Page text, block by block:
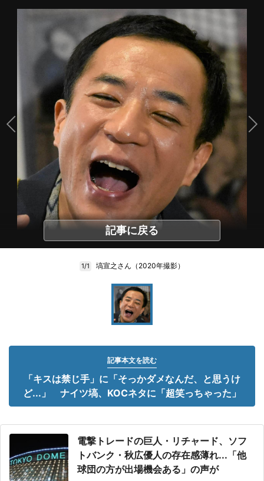
記事に戻る
1/1 塙宣之さん（2020年撮影）
記事本文を読む
「キスは禁じ手」に「そっかダメなんだ、と思うけ
ど...」 ナイツ塙、KOCネタに「超笑っちゃった」
電撃トレードの巨人・リチャード、ソフ
トバンク・秋広優人の存在感薄れ...「他
球団の方が出場機会ある」の声が